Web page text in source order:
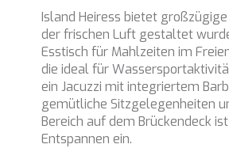
Island Heiress bietet
der frischen Luft gestaltet
Esstisch für Mahlzeiten im
die ideal für
ein Jacuzzi mit integriertem
gemütliche Sitzgelegenheiten
Bereich auf dem Brückendeck
Entspannen ein.